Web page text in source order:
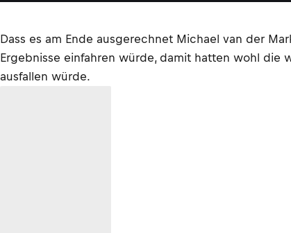
Dass es am Ende ausgerechnet Michael van der
Ergebnisse einfahren würde, damit hatten wohl die
ausfallen würde.